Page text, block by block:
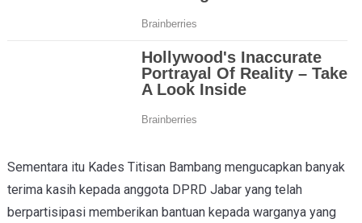
Sementara itu Kades Titisan Bambang mengucapkan banyak
terima kasih kepada anggota DPRD Jabar yang telah
berpartisipasi memberikan bantuan kepada warganya yang